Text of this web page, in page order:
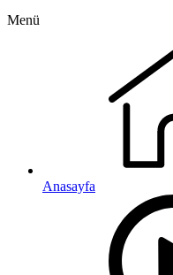
Menü
Anasayfa